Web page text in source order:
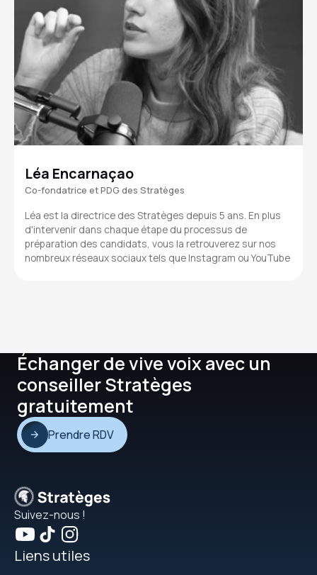
Léa Encarnaçao
Co-fondatrice et PDG des Stratèges
Léa est la directrice des Stratèges depuis 5 ans. En plus
d'intervenir dans chaque étape du processus de
préparation des candidats, vous la retrouverez sur nos
nombreux réseaux sociaux tels que Instagram ou YouTube
Échanger de vive voix avec un
conseiller Stratèges
gratuitement
Prendre RDV
Suivez-nous !
Liens utiles